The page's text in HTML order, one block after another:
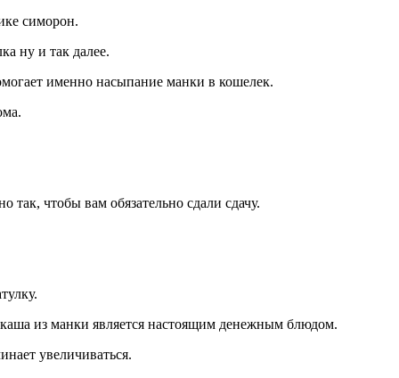
симорон.
ну и так далее.
именно насыпание манки в кошелек.
чтобы вам обязательно сдали сдачу.
из манки является настоящим денежным блюдом.
увеличиваться.